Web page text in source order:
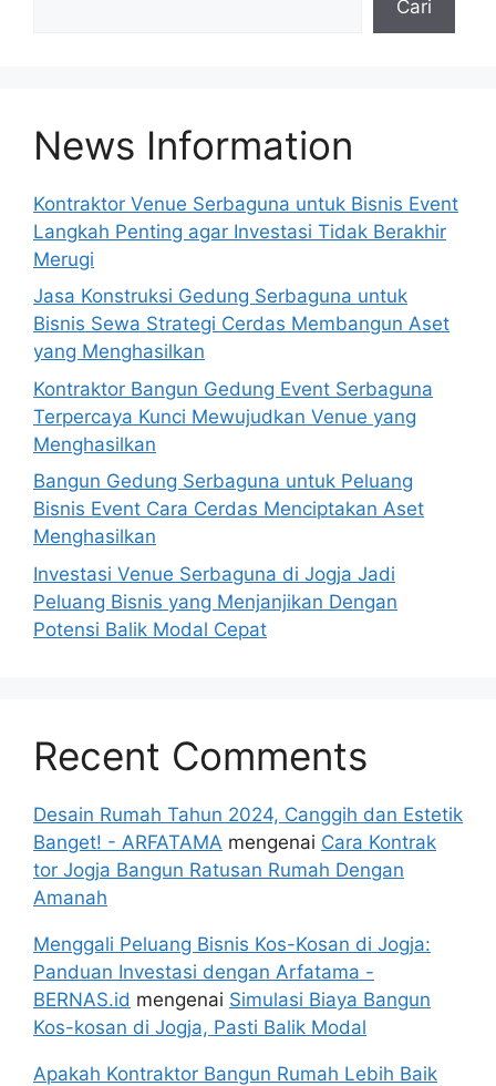
v
e
Cari
News Information
Kontraktor Venue Serbaguna untuk Bisnis Event
Langkah Penting agar Investasi Tidak Berakhir
Merugi
Jasa Konstruksi Gedung Serbaguna untuk
Bisnis Sewa Strategi Cerdas Membangun Aset
yang Menghasilkan
Kontraktor Bangun Gedung Event Serbaguna
Terpercaya Kunci Mewujudkan Venue yang
Menghasilkan
Bangun Gedung Serbaguna untuk Peluang
Bisnis Event Cara Cerdas Menciptakan Aset
Menghasilkan
Investasi Venue Serbaguna di Jogja Jadi
Peluang Bisnis yang Menjanjikan Dengan
Potensi Balik Modal Cepat
Recent Comments
Desain Rumah Tahun 2024, Canggih dan Estetik
Banget! - ARFATAMA mengenai Cara Kontrak
tor Jogja Bangun Ratusan Rumah Dengan
Amanah
Menggali Peluang Bisnis Kos-Kosan di Jogja:
Panduan Investasi dengan Arfatama -
BERNAS.id mengenai Simulasi Biaya Bangun
Kos-kosan di Jogja, Pasti Balik Modal
Apakah Kontraktor Bangun Rumah Lebih Baik